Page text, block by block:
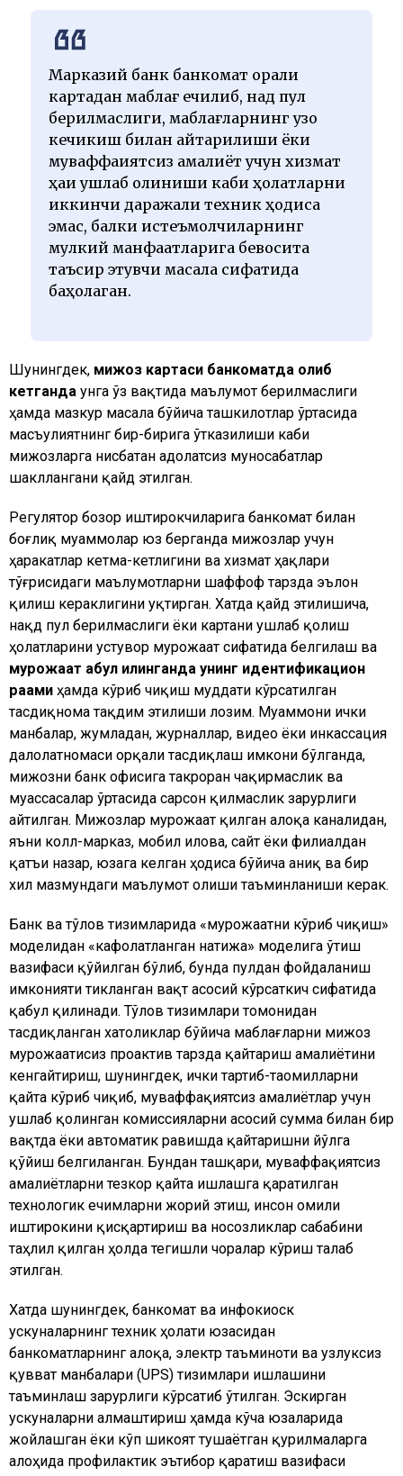
Марказий банк банкомат орқали
картадан маблағ ечилиб, нақд пул
берилмаслиги, маблағларнинг узоқ
кечикиш билан қайтарилиши ёки
муваффақиятсиз амалиёт учун хизмат
ҳақи ушлаб қолиниши каби ҳолатларни
иккинчи даражали техник ҳодиса
эмас, балки истеъмолчиларнинг
мулкий манфаатларига бевосита
таъсир этувчи масала сифатида
баҳолаган.
Шунингдек, мижоз картаси банкоматда қолиб
кетганда унга ўз вақтида маълумот берилмаслиги
ҳамда мазкур масала бўйича ташкилотлар ўртасида
масъулиятнинг бир-бирига ўтказилиши каби
мижозларга нисбатан адолатсиз муносабатлар
шакллангани қайд этилган.
Регулятор бозор иштирокчиларига банкомат билан
боғлиқ муаммолар юз берганда мижозлар учун
ҳаракатлар кетма-кетлигини ва хизмат ҳақлари
тўғрисидаги маълумотларни шаффоф тарзда эълон
қилиш кераклигини уқтирган. Хатда қайд этилишича,
нақд пул берилмаслиги ёки картани ушлаб қолиш
ҳолатларини устувор мурожаат сифатида белгилаш ва
мурожаат қабул қилинганда унинг идентификацион
рақами ҳамда кўриб чиқиш муддати кўрсатилган
тасдиқнома тақдим этилиши лозим. Муаммони ички
манбалар, жумладан, журналлар, видео ёки инкассация
далолатномаси орқали тасдиқлаш имкони бўлганда,
мижозни банк офисига такроран чақирмаслик ва
муассасалар ўртасида сарсон қилмаслик зарурлиги
айтилган. Мижозлар мурожаат қилган алоқа каналидан,
яъни колл-марказ, мобил илова, сайт ёки филиалдан
қатъи назар, юзага келган ҳодиса бўйича аниқ ва бир
хил мазмундаги маълумот олиши таъминланиши керак.
Банк ва тўлов тизимларида «мурожаатни кўриб чиқиш»
моделидан «кафолатланган натижа» моделига ўтиш
вазифаси қўйилган бўлиб, бунда пулдан фойдаланиш
имконияти тикланган вақт асосий кўрсаткич сифатида
қабул қилинади. Тўлов тизимлари томонидан
тасдиқланган хатоликлар бўйича маблағларни мижоз
мурожаатисиз проактив тарзда қайтариш амалиётини
кенгайтириш, шунингдек, ички тартиб-таомилларни
қайта кўриб чиқиб, муваффақиятсиз амалиётлар учун
ушлаб қолинган комиссияларни асосий сумма билан бир
вақтда ёки автоматик равишда қайтаришни йўлга
қўйиш белгиланган. Бундан ташқари, муваффақиятсиз
амалиётларни тезкор қайта ишлашга қаратилган
технологик ечимларни жорий этиш, инсон омили
иштирокини қисқартириш ва носозликлар сабабини
таҳлил қилган ҳолда тегишли чоралар кўриш талаб
этилган.
Хатда шунингдек, банкомат ва инфокиоск
ускуналарнинг техник ҳолати юзасидан
банкоматларнинг алоқа, электр таъминоти ва узлуксиз
қувват манбалари (UPS) тизимлари ишлашини
таъминлаш зарурлиги кўрсатиб ўтилган. Эскирган
ускуналарни алмаштириш ҳамда кўча юзаларида
жойлашган ёки кўп шикоят тушаётган қурилмаларга
алоҳида профилактик эътибор қаратиш вазифаси